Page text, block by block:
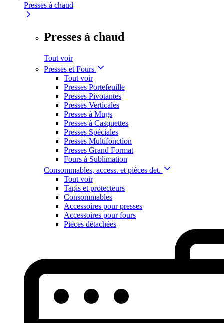
Presses à chaud
Presses à chaud
Tout voir
Presses et Fours
Tout voir
Presses Portefeuille
Presses Pivotantes
Presses Verticales
Presses à Mugs
Presses à Casquettes
Presses Spéciales
Presses Multifonction
Presses Grand Format
Fours à Sublimation
Consommables, access. et pièces det.
Tout voir
Tapis et protecteurs
Consommables
Accessoires pour presses
Accessoires pour fours
Pièces détachées